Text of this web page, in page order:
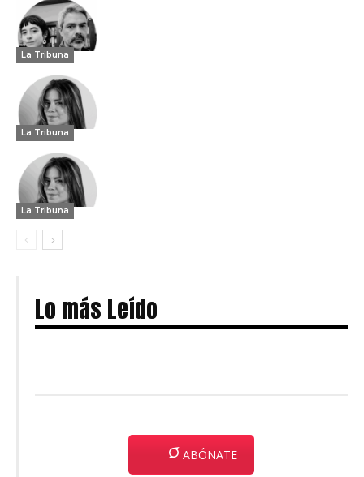
La Tribuna
La Tribuna
La Tribuna
Lo más Leído
ABÓNATE